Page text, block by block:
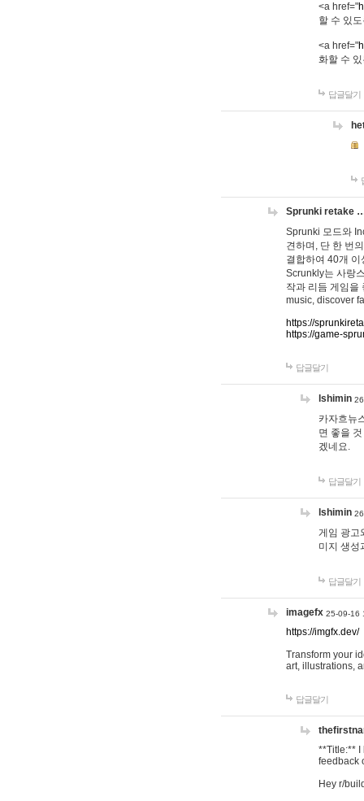
<a href="
할 수 있
<a href="
화할 수
답글달기
Sprunki retake
Sprunki 모드와
견하며, 단 한 번
결합하여 40개
Scrunkly는 사랑
작과 리듬 게임을
music, discover
https://
https://game-
답글달기
lshimin
카자흐뉴
면 좋을
겠네요.
답글달기
lshimin
게임 광고
미지 생성
답글달기
imagefx 25-09-16
https://imgfx.dev/
Transform your
art, illustrations,
답글달기
**Title:** I
feedback
Hey r/